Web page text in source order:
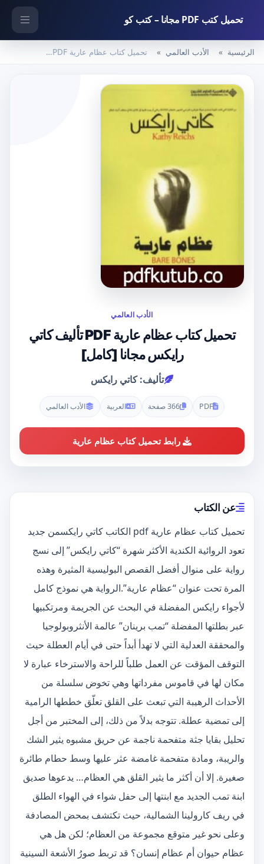
تحميل كتب PDF مجانا – كتب كو
الرئيسية الأدب العالمي تحميل كتاب عظام عارية PDF تأليف كاتي رايكس مجانا [كامل]
الأدب العالمي
تحميل كتاب عظام عارية PDF تأليف كاتي
رايكس مجانا [كامل]
تأليف: كاتي رايكس
PDF 366 صفحة العربية الأدب العالمي
رابط تحميل كتاب عظام عارية
عن الكتاب
تحميل كتاب عظام عارية pdf الكاتب كاتي رايكسمن جديد
تعود الروائية الكندية الأكثر شهرة “كاتي رايكس” إلى نسج
رواية على منوال أفضل القصص البوليسية المثيرة وهذه
المرة تحت عنوان “عظام عارية”.الرواية هي نموذج كامل
لأجواء رايكس المفضلة في البحث عن الجريمة ومرتكبيها
عبر بطلتها المفضلة “تمب برينان” عالمة الأنثروبولوجيا
والمحققة العدلية التي لا تهدأ أبداً حتى في أيام العطلة حيث
التوقف المؤقت عن العمل طلباً للراحة والاسترخاء عبارة لا
مكان لها في قاموس مفرداتها وهي تخوض سلسلة من
الأحداث الرهيبة التي تبعث على القلق تعلّق خططها الرامية
إلى تمضية عطلة. تتوجه بدلاً من ذلك، إلى المختبر من أجل
تحليل بقايا جثة متفحمة ناجمة عن حريق مشبوه يثير الشك
والريبة، ومادة متفحمة غامضة عثر عليها وسط حطام طائرة
صغيرة. إلا أن أكثر ما يثير القلق هي العظام… يدعوها صديق
ابنة تمب الجديد مع ابنتها إلى حفل شواء في الهواء الطلق
في ريف كارولينا الشمالية، حيث تكتشف بمحض المصادفة
وعلى نحو غير متوقع مجموعة من العظام؛ لكن هل هي
عظام حيوان أم عظام إنسان؟ قد تربط صورُ الأشعة السينية